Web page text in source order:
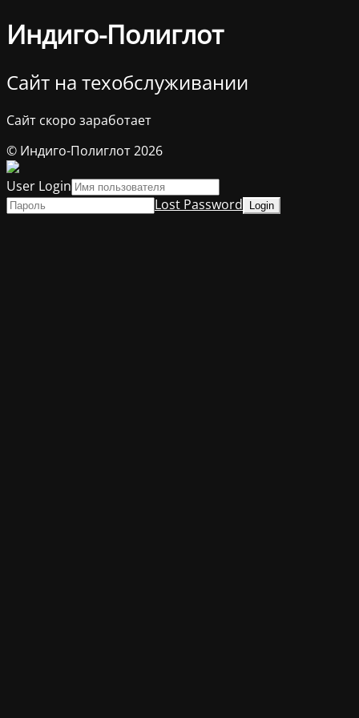
Индиго-Полиглот
Сайт на техобслуживании
Сайт скоро заработает
© Индиго-Полиглот 2026
User Login
Lost Password